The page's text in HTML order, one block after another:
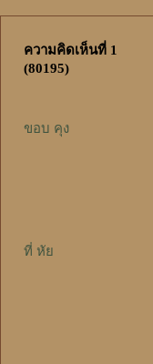
ความคิดเห็นที่ 1
(80195)
ขอบ คุง
ที่ หัย